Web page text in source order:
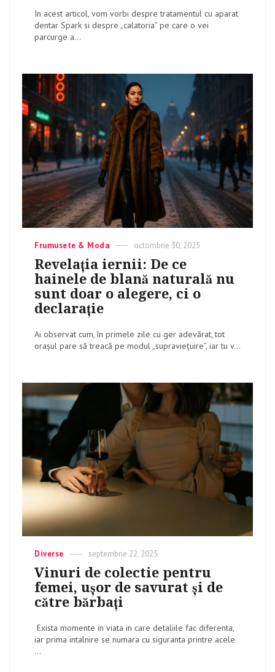
In acest articol, vom vorbi despre tratamentul cu aparat
dentar Spark si despre „calatoria” pe care o vei
parcurge a...
Categories
Frumusete & Moda
Posted
on
octombrie 30, 2025
Revelația iernii: De ce
hainele de blană naturală nu
sunt doar o alegere, ci o
declarație
Ai observat cum, în primele zile cu ger adevărat, tot
orașul pare să treacă pe modul „supraviețuire”, iar tu v...
Categories
Diverse
Posted
on
septembrie 22, 2025
Vinuri de colectie pentru
femei, ușor de savurat și de
către bărbați
Exista momente in viata in care detaliile fac diferenta,
iar prima intalnire se numara cu siguranta printre acele
...